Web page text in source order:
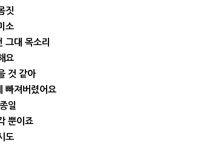
짓
소
그대 목소리
요
것 같아
빠져버렸어요
일
뿐이죠
도